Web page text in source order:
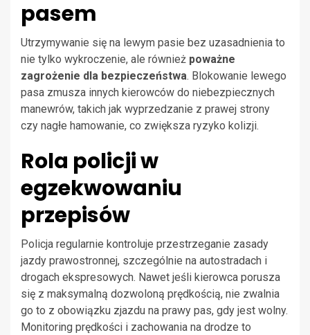
pasem
Utrzymywanie się na lewym pasie bez uzasadnienia to
nie tylko wykroczenie, ale również poważne
zagrożenie dla bezpieczeństwa. Blokowanie lewego
pasa zmusza innych kierowców do niebezpiecznych
manewrów, takich jak wyprzedzanie z prawej strony
czy nagłe hamowanie, co zwiększa ryzyko kolizji.
Rola policji w
egzekwowaniu
przepisów
Policja regularnie kontroluje przestrzeganie zasady
jazdy prawostronnej, szczególnie na autostradach i
drogach ekspresowych. Nawet jeśli kierowca porusza
się z maksymalną dozwoloną prędkością, nie zwalnia
go to z obowiązku zjazdu na prawy pas, gdy jest wolny.
Monitoring prędkości i zachowania na drodze to